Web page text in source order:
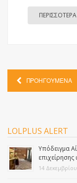
ΠΕΡΙΣΣΟΤΕΡΑ
ΠΡΟΗΓΟΥΜΕΝΑ
LOLPLUS ALERT
Yπόδειγμα
επιχείρησης
14